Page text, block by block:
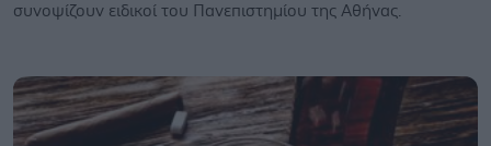
συνοψίζουν ειδικοί του Πανεπιστημίου της Αθήνας.